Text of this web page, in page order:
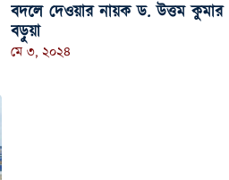
বদলে দেওয়ার নায়ক ড. উত্তম কুমার
বড়ুয়া
মে ৩, ২০২৪